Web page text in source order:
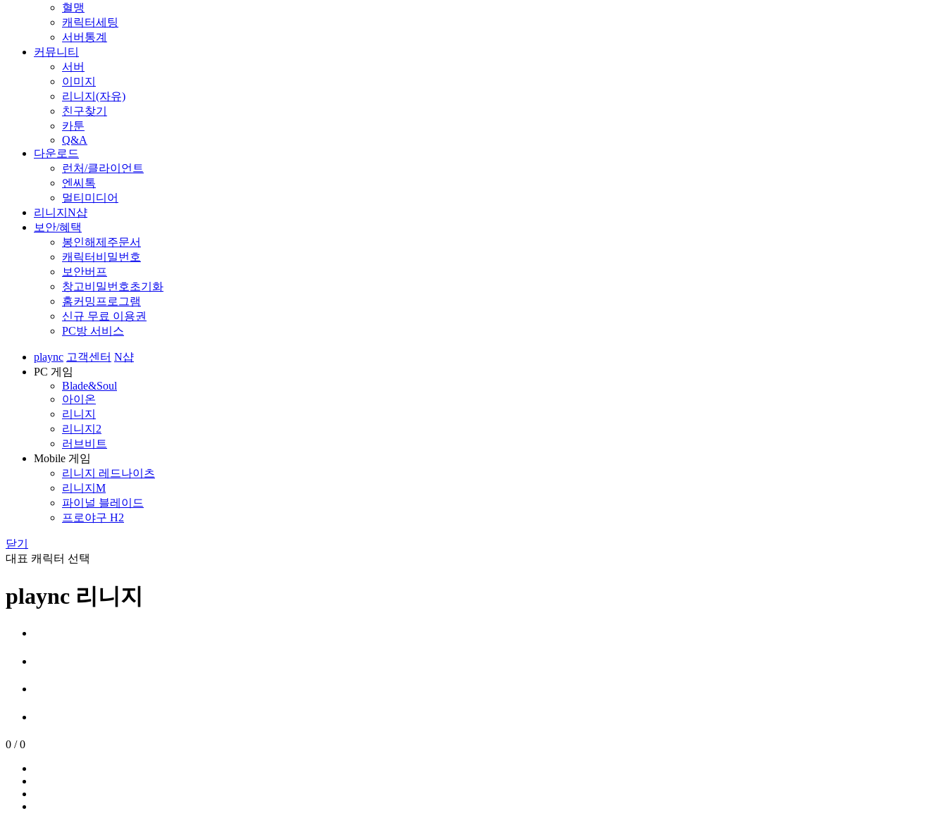
혈맹
캐릭터세팅
서버통계
커뮤니티
서버
이미지
리니지(자유)
친구찾기
카툰
Q&A
다운로드
런처/클라이언트
엔씨톡
멀티미디어
리니지N샵
보안/혜택
봉인해제주문서
캐릭터비밀번호
보안버프
창고비밀번호초기화
홈커밍프로그램
신규 무료 이용권
PC방 서비스
plaync 고객센터 N샵
PC 게임
Blade&Soul
아이온
리니지
리니지2
러브비트
Mobile 게임
리니지 레드나이츠
리니지M
파이널 블레이드
프로야구 H2
닫기
대표 캐릭터 선택
plaync 리니지
0 / 0